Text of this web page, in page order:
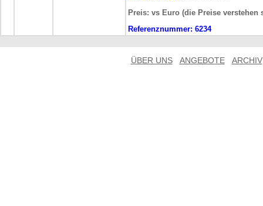
Preis: vs Euro (die Preise
Referenznummer: 6234
ÜBER UNS ANGEBOTE ARCHIV